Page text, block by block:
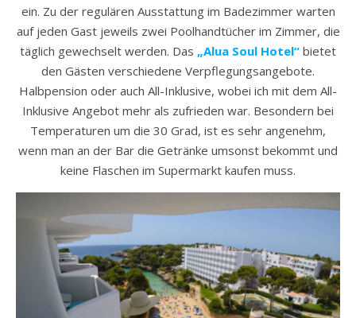
ein. Zu der regulären Ausstattung im Badezimmer warten
auf jeden Gast jeweils zwei Poolhandtücher im Zimmer, die
täglich gewechselt werden. Das „Alua Soul Hotel“ bietet
den Gästen verschiedene Verpflegungsangebote.
Halbpension oder auch All-Inklusive, wobei ich mit dem All-
Inklusive Angebot mehr als zufrieden war. Besondern bei
Temperaturen um die 30 Grad, ist es sehr angenehm,
wenn man an der Bar die Getränke umsonst bekommt und
keine Flaschen im Supermarkt kaufen muss.